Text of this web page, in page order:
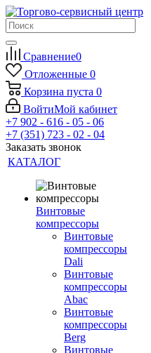
Сравнение0
Отложенные 0
Корзина пуста 0
ВойтиМой кабинет
+7 902 - 616 - 05 - 06
+7 (351) 723 - 02 - 04
Заказать звонок
КАТАЛОГ
Винтовые
компрессоры
Винтовые
компрессоры
Dali
Винтовые
компрессоры
Abac
Винтовые
компрессоры
Berg
Винтовые